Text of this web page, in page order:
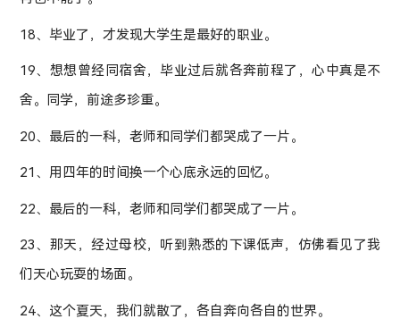
18、毕业了，才发现大学生是最好的职业。
19、想想曾经同宿舍，毕业过后就各奔前程了，心中真是不
舍。同学，前途多珍重。
20、最后的一科，老师和同学们都哭成了一片。
21、用四年的时间换一个心底永远的回忆。
22、最后的一科，老师和同学们都哭成了一片。
23、那天，经过母校，听到熟悉的下课低声，仿佛看见了我
们天心玩耍的场面。
24、这个夏天，我们就散了，各自奔向各自的世界。